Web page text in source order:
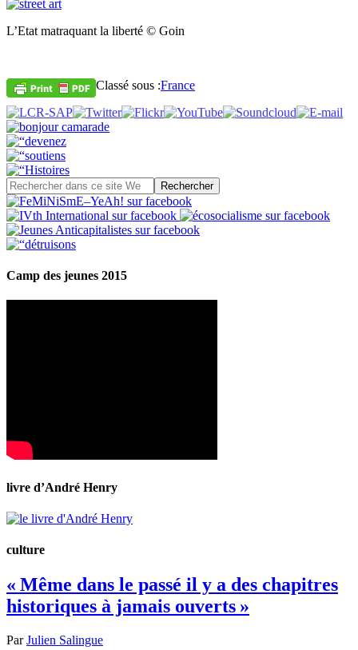
L’Etat matraquant la liberté © Goin
Classé sous :France
Camp des jeunes 2015
livre d’André Henry
culture
« Même dans le passé il y a des chapitres
historiques à jamais ouverts »
ParJulien Salingue